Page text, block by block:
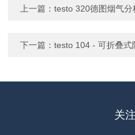
上一篇：testo 320德图烟气分
下一篇：testo 104 - 可折叠式
关